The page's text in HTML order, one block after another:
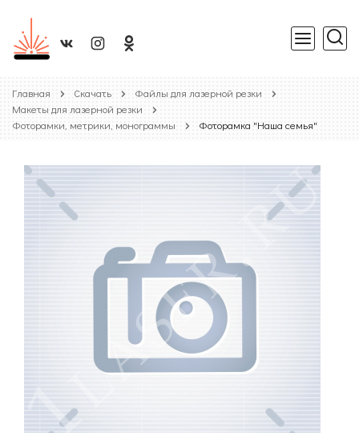
Главная Скачать
Файлы для лазерной резки
Макеты для лазерной резки
Фоторамки, метрики, монограммы
Фоторамка "Наша семья"